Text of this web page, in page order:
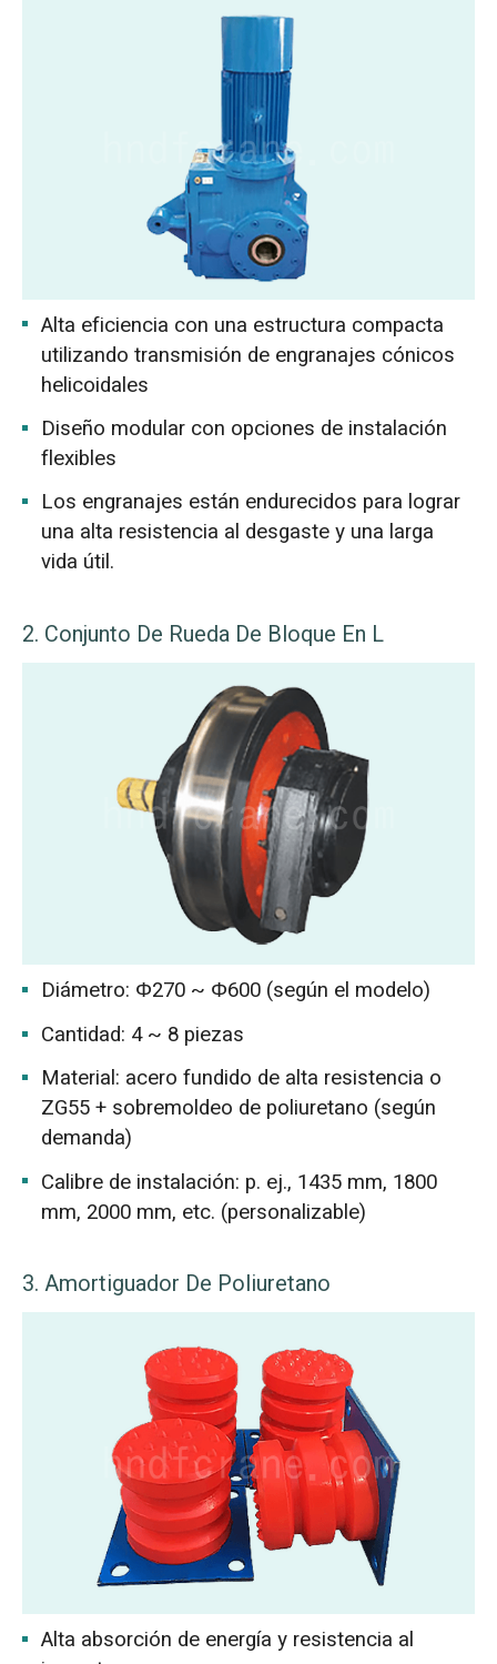
Alta eficiencia con una estructura compacta
utilizando transmisión de engranajes cónicos
helicoidales
Diseño modular con opciones de instalación
flexibles
Los engranajes están endurecidos para lograr
una alta resistencia al desgaste y una larga
vida útil.
2. Conjunto De Rueda De Bloque En L
Diámetro: Φ270 ~ Φ600 (según el modelo)
Cantidad: 4 ~ 8 piezas
Material: acero fundido de alta resistencia o
ZG55 + sobremoldeo de poliuretano (según
demanda)
Calibre de instalación: p. ej., 1435 mm, 1800
mm, 2000 mm, etc. (personalizable)
3. Amortiguador De Poliuretano
Alta absorción de energía y resistencia al